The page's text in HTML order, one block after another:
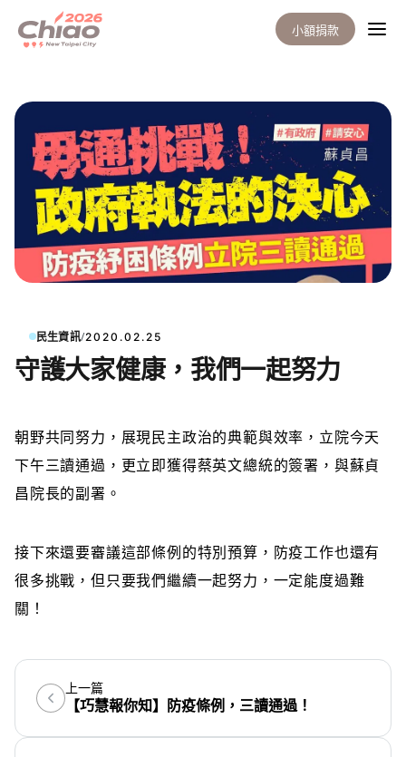
小額捐款
民生資訊/2020.02.25
守護大家健康，我們一起努力
朝野共同努力，展現民主政治的典範與效率，立院今天
下午三讀通過，更立即獲得蔡英文總統的簽署，與蘇貞
昌院長的副署。
接下來還要審議這部條例的特別預算，防疫工作也還有
很多挑戰，但只要我們繼續一起努力，一定能度過難
關！
上一篇
【巧慧報你知】防疫條例，三讀通過！